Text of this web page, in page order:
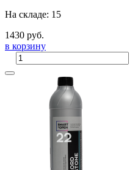
На складе: 15
1430 руб.
в корзину